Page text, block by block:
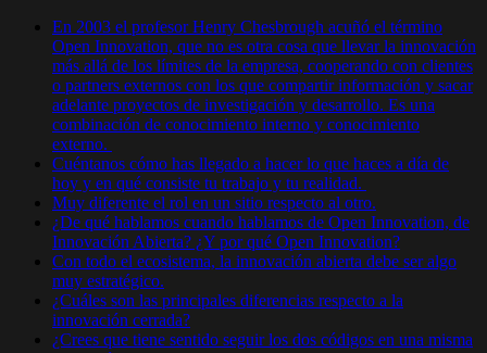
En 2003 el profesor Henry Chesbrough acuñó el término
Open Innovation, que no es otra cosa que llevar la innovación
más allá de los límites de la empresa, cooperando con clientes
o partners externos con los que compartir información y sacar
adelante proyectos de investigación y desarrollo. Es una
combinación de conocimiento interno y conocimiento
externo.
Cuéntanos cómo has llegado a hacer lo que haces a día de
hoy y en qué consiste tu trabajo y tu realidad.
Muy diferente el rol en un sitio respecto al otro.
¿De qué hablamos cuando hablamos de Open Innovation, de
Innovación Abierta? ¿Y por qué Open Innovation?
Con todo el ecosistema, la innovación abierta debe ser algo
muy estratégico.
¿Cuáles son las principales diferencias respecto a la
innovación cerrada?
¿Crees que tiene sentido seguir los dos códigos en una misma